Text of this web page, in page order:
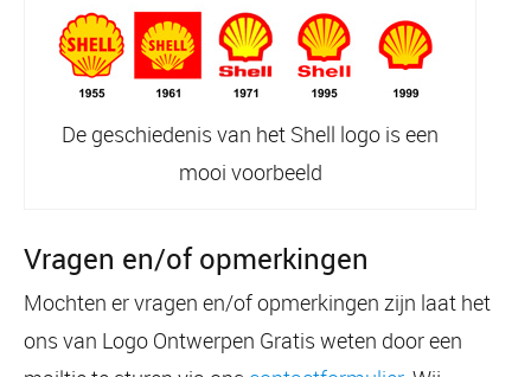
De geschiedenis van het Shell logo is een
mooi voorbeeld
Vragen en/of opmerkingen
Mochten er vragen en/of opmerkingen zijn laat het
ons van Logo Ontwerpen Gratis weten door een